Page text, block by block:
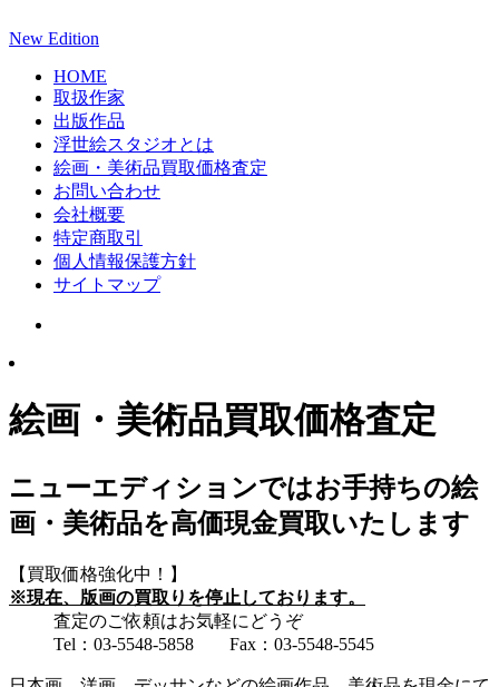
New Edition
HOME
取扱作家
出版作品
浮世絵スタジオとは
絵画・美術品買取価格査定
お問い合わせ
会社概要
特定商取引
個人情報保護方針
サイトマップ
絵画・美術品買取価格査定
ニューエディションではお手持ちの絵
画・美術品を高価現金買取いたします
【買取価格強化中！】
※現在、版画の買取りを停止しております。
査定のご依頼はお気軽にどうぞ
Tel：03-5548-5858 Fax：03-5548-5545